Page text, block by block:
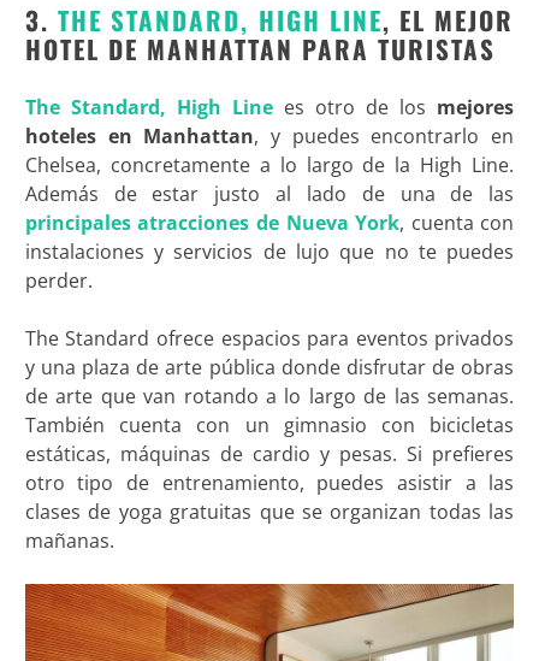
3.THE STANDARD, HIGH LINE, EL MEJOR
HOTEL DE MANHATTAN PARA TURISTAS
The Standard, High Linees otro de los mejores
hoteles en Manhattan, y puedes encontrarlo en
Chelsea, concretamente a lo largo de la High Line.
Además de estar justo al lado de una de las
principales atracciones de Nueva York, cuenta con
instalaciones y servicios de lujo que no te puedes
perder.
The Standard ofrece espacios para eventos privados
y una plaza de arte pública donde disfrutar de obras
de arte que van rotando a lo largo de las semanas.
También cuenta con un gimnasio con bicicletas
estáticas, máquinas de cardio y pesas. Si prefieres
otro tipo de entrenamiento, puedes asistir a las
clases de yoga gratuitas que se organizan todas las
mañanas.